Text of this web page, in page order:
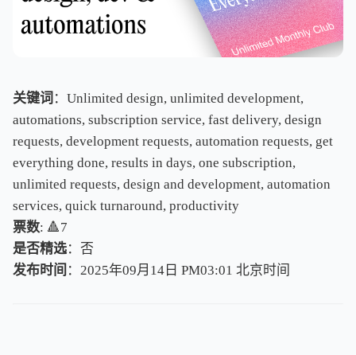
关键词 ：Unlimited design, unlimited development,
automations, subscription service, fast delivery, design
requests, development requests, automation requests, get
everything done, results in days, one subscription,
unlimited requests, design and development, automation
services, quick turnaround, productivity
票数: 🔺7
是否精选：否
发布时间 ：2025年09月14日 PM03:01 北京时间
北京时间